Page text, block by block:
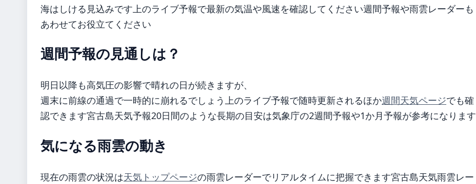
海はしける見込みです上のライブ予報で最新の気温や風速を確認してください週間予報や雨雲レーダーも
あわせてお役立てください
週間予報の見通しは？
明日以降も高気圧の影響で晴れの日が続きますが、
週末に前線の通過で一時的に崩れるでしょう上のライブ予報で随時更新されるほか週間天気ページでも確
認できます宮古島天気予報20日間のような長期の目安は気象庁の2週間予報や1か月予報が参考になります
気になる雨雲の動き
現在の雨雲の状況は天気トップページの雨雲レーダーでリアルタイムに把握できます宮古島天気雨雲レー